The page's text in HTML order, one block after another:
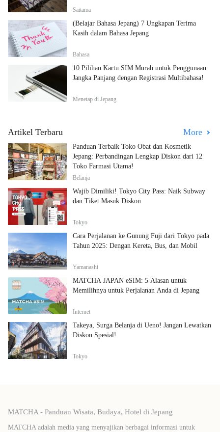
Saitama
(Belajar Bahasa Jepang) 7 Ungkapan Terima
Kasih dalam Bahasa Jepang
Bahasa
10 Pilihan Kartu SIM Murah untuk Penggunaan
Jangka Panjang dengan Registrasi Multibahasa!
Menetap di Jepang
Artikel Terbaru More
Panduan Terbaik Toko Obat dan Kosmetik
Jepang: Perbandingan Lengkap Diskon dari 12
Toko Farmasi Utama!
Belanja
Wajib Dimiliki! Tokyo City Pass: Naik Subway
dan Tiket Masuk Diskon
Tokyo
Cara Perjalanan ke Gunung Fuji dari Tokyo pada
Tahun 2025: Dengan Kereta, Bus, dan Mobil
Yamanashi
MATCHA JAPAN eSIM: 5 Alasan untuk
Memilihnya untuk Perjalanan Anda di Jepang
Internet
Takeya, Surga Belanja di Ueno! Jangan Lewatkan
Diskon Spesial!
Tokyo
MATCHA - Panduan Wisata, Budaya, Hotel di Jepang
MATCHA adalah media yang menyajikan berbagai informasi untuk